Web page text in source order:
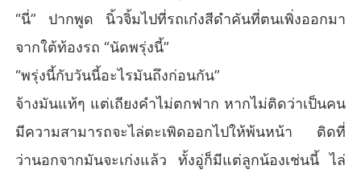
“นี่” ปากพูด นิ้วจิ้มไปที่รถเก๋งสีดำคันที่ตนเพิ่งออกมา
จากใต้ท้องรถ “นัดพรุ่งนี้”
“พรุ่งนี้กับวันนี้อะไรมันถึงก่อนกัน”
จ้างมันแท้ๆ แต่เถียงคำไม่ตกฟาก หากไม่ติดว่าเป็นคน
มีความสามารถจะไล่ตะเพิดออกไปให้พ้นหน้า ติดที่
ว่านอกจากมันจะเก่งแล้ว ทั้งอู่ก็มีแต่ลูกน้องเช่นนี้ ไล่